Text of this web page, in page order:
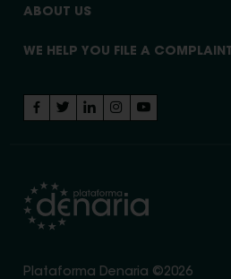
ABOUT US
WE HELP YOU FILE A COMPLAINT
Plataforma Denaria ©2026